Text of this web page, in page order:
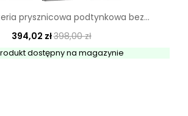
prysznicowa podtynkowa bez...
394,02 zł398,00 zł
dostępny na magazynie